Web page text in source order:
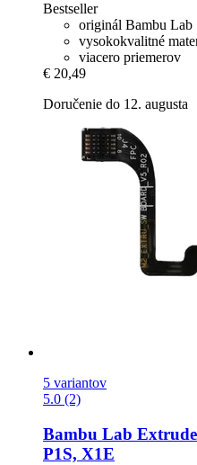
Bestseller
originál Bambu Lab
vysokokvalitné
viacero priemerov
€ 20,49
Doručenie do 12. augusta
5 variantov
5.0 (2)
Bambu Lab
P1S, X1E